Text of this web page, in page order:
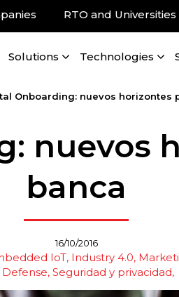
RTO and Universities
Solutions Technologies
Onboarding: nuevos horizontes
nuevos
banca
16/10/2016
IoT Industry 4.0
Defense Seguridad y privacidad